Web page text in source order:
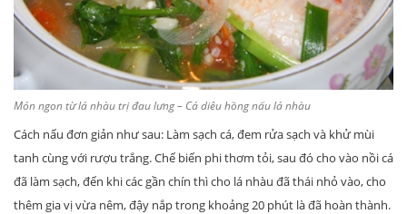
Món ngon từ lá nhàu trị đau lưng – Cá diêu hồng nấu lá nhàu
Cách nấu đơn giản như sau: Làm sạch cá, đem rửa sạch và khử mùi
tanh cùng với rượu trắng. Chế biến phi thơm tỏi, sau đó cho vào nồi cá
đã làm sạch, đến khi các gần chín thì cho lá nhàu đã thái nhỏ vào, cho
thêm gia vị vừa nêm, đậy nắp trong khoảng 20 phút là đã hoàn thành.